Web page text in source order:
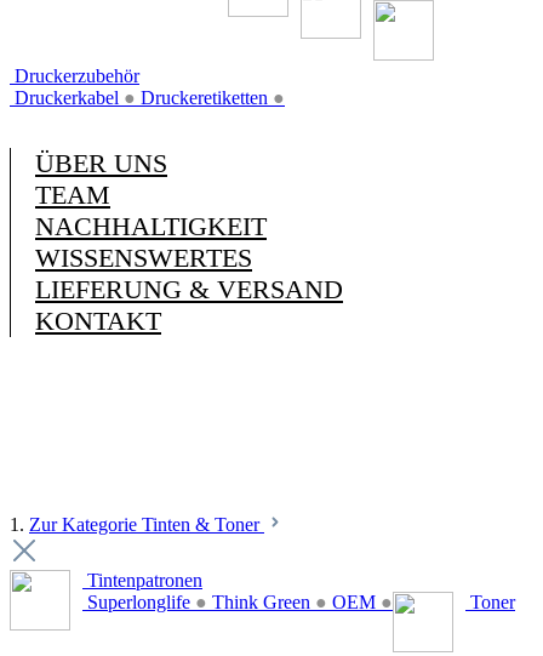
Druckerzubehör
Druckerkabel ● Druckeretiketten ●
ÜBER UNS
TEAM
NACHHALTIGKEIT
WISSENSWERTES
LIEFERUNG & VERSAND
KONTAKT
1. Zur Kategorie Tinten & Toner
Tintenpatronen
Superlonglife ● Think Green ● OEM ● Toner